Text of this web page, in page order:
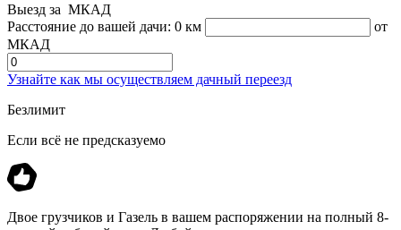
Выезд за МКАД
Расстояние до вашей дачи: 0 км
от
МКАД
Узнайте как мы осуществляем дачный переезд
Безлимит
Если всё не предсказуемо
Двое грузчиков и Газель в вашем распоряжении на полный 8-